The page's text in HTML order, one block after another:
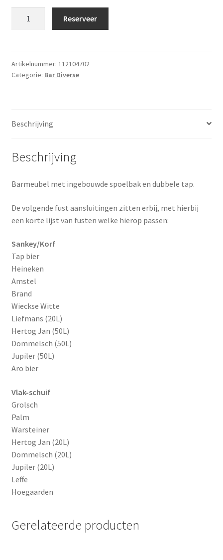
spoelbak
en
Reserveer
Artikelnummer: 112104702
Categorie: Bar Diverse
Beschrijving
Beschrijving
Barmeubel met ingebouwde spoelbak en dubbele tap.
De volgende fust aansluitingen zitten erbij, met hierbij
een korte lijst van fusten welke hierop passen:
Sankey/Korf
Tap bier
Heineken
Amstel
Brand
Wieckse Witte
Liefmans (20L)
Hertog Jan (50L)
Dommelsch (50L)
Jupiler (50L)
Aro bier
Vlak-schuif
Grolsch
Palm
Warsteiner
Hertog Jan (20L)
Dommelsch (20L)
Jupiler (20L)
Leffe
Hoegaarden
Gerelateerde producten